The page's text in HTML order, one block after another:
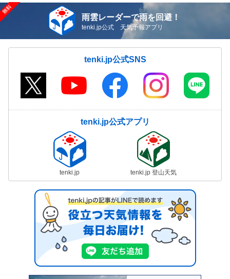
雨雲レーダーで雨を回避！
tenki.jp公式 天気予報アプリ
tenki.jp公式SNS
tenki.jp公式アプリ
tenki.jp tenki.jp 登山天気